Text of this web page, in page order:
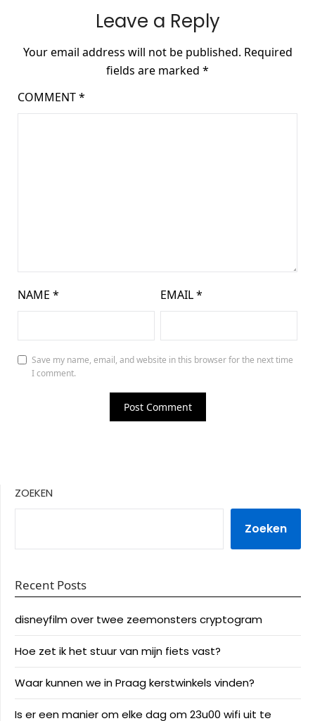
Leave a Reply
Your email address will not be published. Required
fields are marked *
COMMENT*
NAME * EMAIL*
Save my name, email, and website in this browser for the next time
I comment.
ZOEKEN
Zoeken
Recent Posts
disneyfilm over twee zeemonsters cryptogram
Hoe zet ik het stuur van mijn fiets vast?
Waar kunnen we in Praag kerstwinkels vinden?
Is er een manier om elke dag om 23u00 wifi uit te